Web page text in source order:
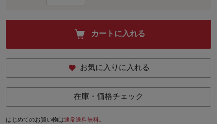
カートに入れる
お気に入りに入れる
在庫・価格チェック
はじめてのお買い物は通常送料無料。